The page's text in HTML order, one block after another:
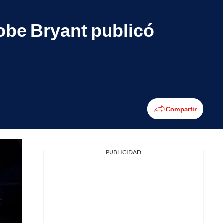
Bryant publicó
Compartir
PUBLICIDAD